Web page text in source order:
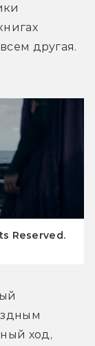
другая.
Reserved.
ход,